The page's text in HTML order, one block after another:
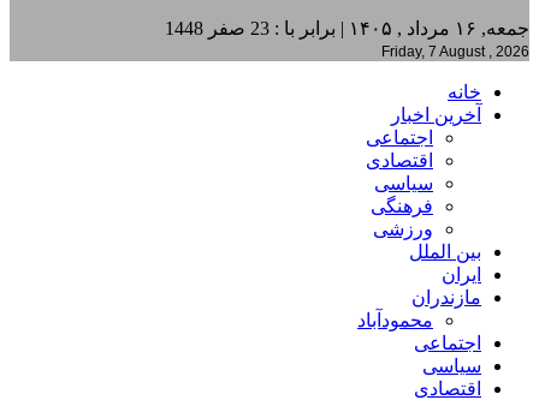
جمعه, ۱۶ مرداد , ۱۴۰۵ | برابر با : 23 صفر 1448
Friday, 7 August , 2026
خانه
آخرین اخبار
اجتماعی
اقتصادی
سیاسی
فرهنگی
ورزشی
بین الملل
ایران
مازندران
محمودآباد
اجتماعی
سیاسی
اقتصادی